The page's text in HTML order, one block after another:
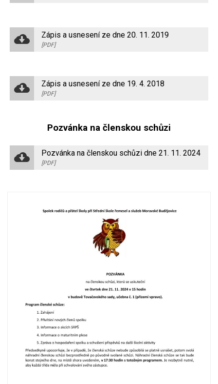
Zápis a usnesení ze dne 20. 11. 2019
[PDF]
Zápis a usnesení ze dne 19. 4. 2018
[PDF]
Pozvánka na členskou schůzi
Pozvánka na členskou schůzi dne 21. 11. 2024
[PDF]